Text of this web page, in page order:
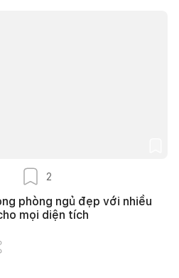
2
phòng ngủ đẹp với nhiều
mọi diện tích